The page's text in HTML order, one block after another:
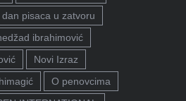
pisaca u zatvoru
ibrahimović
Novi Izraz
O penovcima